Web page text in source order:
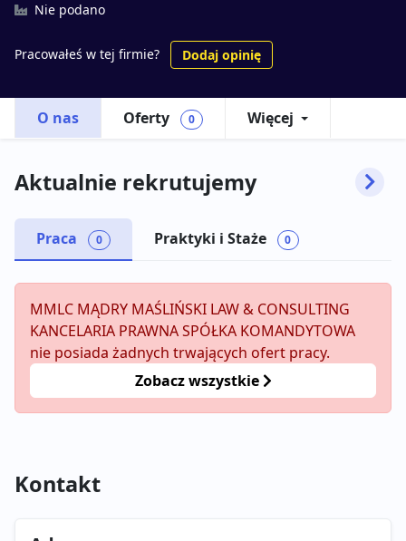
Nie podano
Pracowałeś w tej firmie? Dodaj opinię
O nas Oferty 0 Więcej
Aktualnie rekrutujemy
Praca 0 Praktyki i Staże 0
MMLC MĄDRY MAŚLIŃSKI LAW & CONSULTING
KANCELARIA PRAWNA SPÓŁKA KOMANDYTOWA
nie posiada żadnych trwających ofert pracy.
Zobacz wszystkie
Kontakt